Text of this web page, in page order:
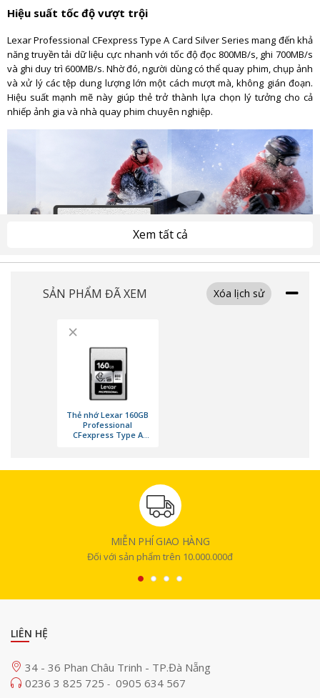
Hiệu suất tốc độ vượt trội
Lexar Professional CFexpress Type A Card Silver Series mang đến khả
năng truyền tải dữ liệu cực nhanh với tốc độ đọc 800MB/s, ghi 700MB/s
và ghi duy trì 600MB/s. Nhờ đó, người dùng có thể quay phim, chụp ảnh
và xử lý các tệp dung lượng lớn một cách mượt mà, không gián đoạn.
Hiệu suất mạnh mẽ này giúp thẻ trở thành lựa chọn lý tưởng cho cả
nhiếp ảnh gia và nhà quay phim chuyên nghiệp.
đạt chứng nhận VPG-200 cam kết tốc độ ghi tối thiểu 200MB/s
giúp quá trình quay video luôn ổn định. Nhờ chuẩn này, người dùng có
thể ghi lại video 8K sắc nét mà không lo rớt khung hình hay mất dữ liệu.
Đây là tiêu chuẩn hiệu năng lý tưởng cho các nhà quay phim chuyên
nghiệp cần độ tin cậy cao khi tác nghiệp.
Xem tất cả
SẢN PHẨM ĐÃ XEM Xóa lịch sử
×
Thẻ nhớ Lexar 160GB
Professional
CFexpress Type A
MIỄN PHÍ GIAO HÀNG
Đối với sản phẩm trên 10.000.000đ
LIÊN HỆ
34 - 36 Phan Châu Trinh - TP.Đà Nẵng
0236 3 825 725 - 0905 634 567